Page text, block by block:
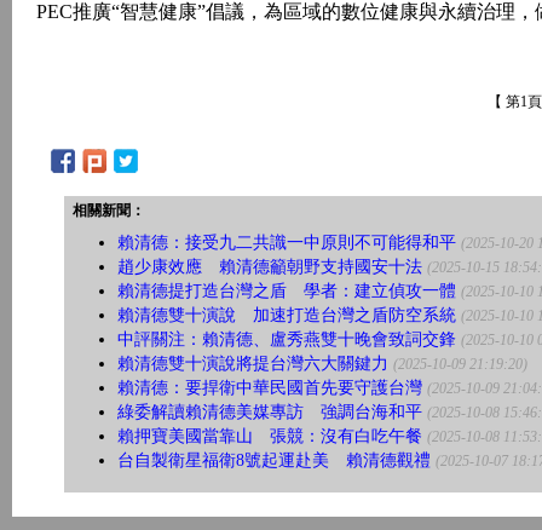
PEC推廣“智慧健康”倡議，為區域的數位健康與永續治理
【 第1
相關新聞：
賴清德：接受九二共識一中原則不可能得和平 (2025-10-20
趙少康效應 賴清德籲朝野支持國安十法 (2025-10-15
賴清德提打造台灣之盾 學者：建立偵攻一體 (2025-10-10
賴清德雙十演說 加速打造台灣之盾防空系統 (2025-10-10
中評關注：賴清德、盧秀燕雙十晚會致詞交鋒 (2025-10-10
賴清德雙十演說將提台灣六大關鍵力 (2025-10-09 21:19:20)
賴清德：要捍衛中華民國首先要守護台灣 (2025-10-09
綠委解讀賴清德美媒專訪 強調台海和平 (2025-10-08
賴押寶美國當靠山 張競：沒有白吃午餐 (2025-10-08
台自製衛星福衛8號起運赴美 賴清德觀禮 (2025-10-07